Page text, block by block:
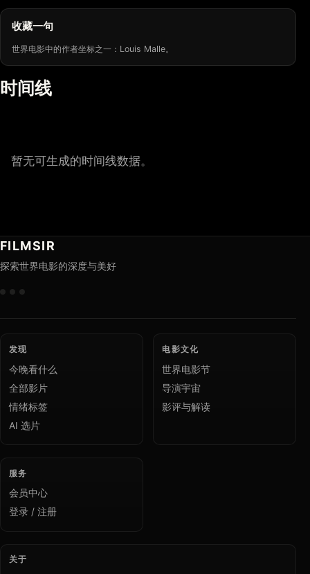
收藏一句
世界电影中的作者坐标之一：Louis Malle。
时间线
暂无可生成的时间线数据。
FILMSIR
探索世界电影的深度与美好
发现
今晚看什么
全部影片
情绪标签
AI 选片
电影文化
世界电影节
导演宇宙
影评与解读
服务
会员中心
登录 / 注册
关于